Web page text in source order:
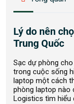
Lý do nên
Trung Quốc
Sạc dự phòng
trong cuộc sống
laptop một cách
phòng laptop nào
Logistics tìm hiểu